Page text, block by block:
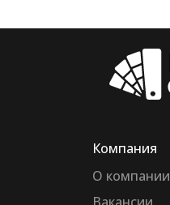
Компания
О компании